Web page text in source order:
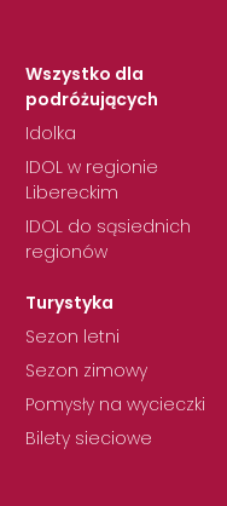
Wszystko dla
podróżujących
Idolka
IDOL w regionie
Libereckim
IDOL do sąsiednich
regionów
Turystyka
Sezon letni
Sezon zimowy
Pomysły na wycieczki
Bilety sieciowe